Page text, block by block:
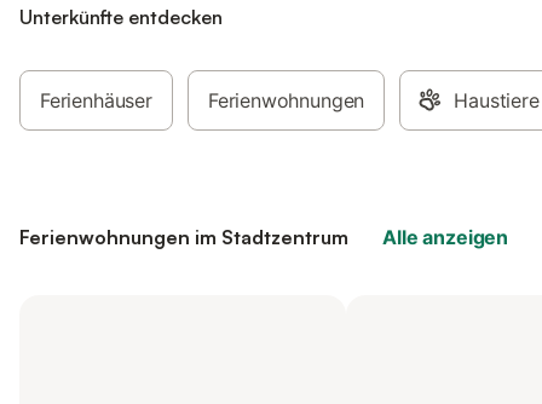
Unterkünfte entdecken
Ferienhäuser Ferienwohnungen
Ferienwohnungen im Stadtzentrum Alle anzeigen